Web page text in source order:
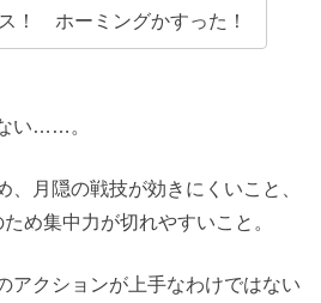
！ ホーミングかすった！
い……。
、月隠の戦技が効きにくいこと、
め集中力が切れやすいこと。
アクションが上手なわけではない